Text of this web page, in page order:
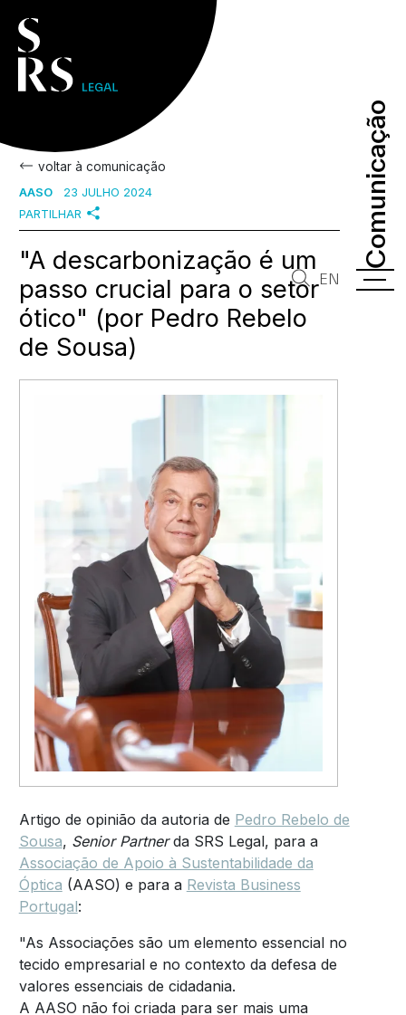
Comunicação
Comunicação
EN
voltar à comunicação
AASO
23 JULHO 2024
PARTILHAR
"A descarbonização é um
passo crucial para o setor
ótico" (por Pedro Rebelo
de Sousa)
Artigo de opinião da autoria de Pedro Rebelo de
Sousa, Senior Partnerda SRS Legal, para a
Associação de Apoio à Sustentabilidade da
Óptica (AASO) e para a Revista Business
Portugal:
"As Associações são um elemento essencial no
tecido empresarial e no contexto da defesa de
valores essenciais de cidadania.
A AASO não foi criada para ser mais uma